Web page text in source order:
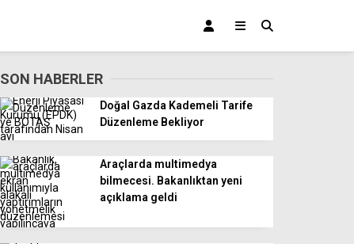
SON HABERLER
Doğal Gazda Kademeli Tarife
Düzenleme Bekliyor
Araçlarda multimedya
bilmecesi. Bakanlıktan yeni
açıklama geldi